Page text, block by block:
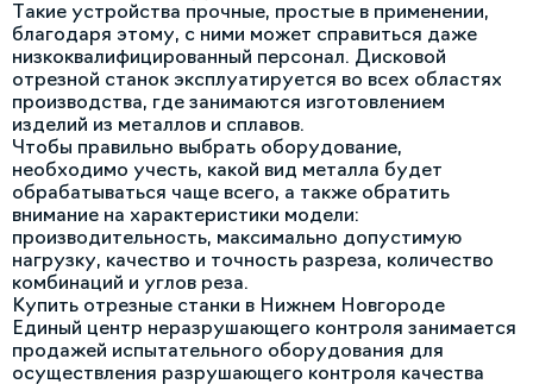
Такие устройства прочные, простые в применении,
благодаря этому, с ними может справиться даже
низкоквалифицированный персонал. Дисковой
отрезной станок эксплуатируется во всех областях
производства, где занимаются изготовлением
изделий из металлов и сплавов.
Чтобы правильно выбрать оборудование,
необходимо учесть, какой вид металла будет
обрабатываться чаще всего, а также обратить
внимание на характеристики модели:
производительность, максимально допустимую
нагрузку, качество и точность разреза, количество
комбинаций и углов реза.
Купить отрезные станки в Нижнем Новгороде
Единый центр неразрушающего контроля занимается
продажей испытательного оборудования для
осуществления разрушающего контроля качества